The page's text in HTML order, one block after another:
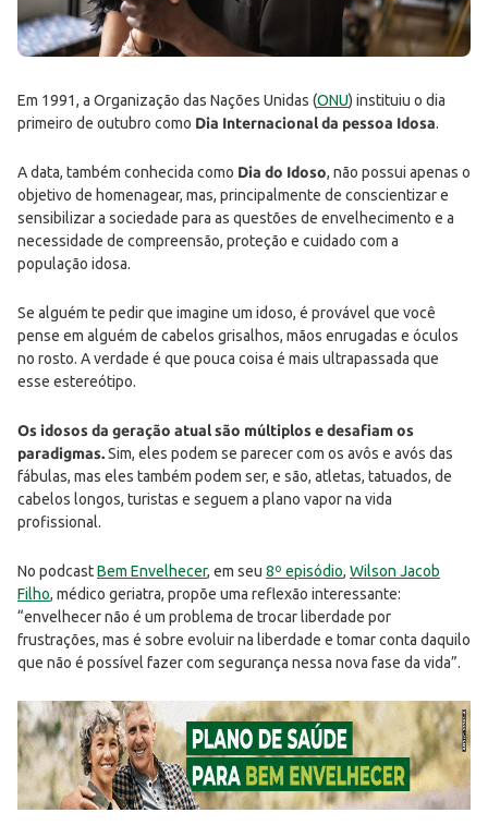
Em 1991, a Organização das Nações Unidas (ONU) instituiu o dia
primeiro de outubro como Dia Internacional da pessoa Idosa.
A data, também conhecida como Dia do Idoso, não possui apenas o
objetivo de homenagear, mas, principalmente de conscientizar e
sensibilizar a sociedade para as questões de envelhecimento e a
necessidade de compreensão, proteção e cuidado com a
população idosa.
Se alguém te pedir que imagine um idoso, é provável que você
pense em alguém de cabelos grisalhos, mãos enrugadas e óculos
no rosto. A verdade é que pouca coisa é mais ultrapassada que
esse estereótipo.
Os idosos da geração atual são múltiplos e desafiam os
paradigmas.Sim, eles podem se parecer com os avôs e avós das
fábulas, mas eles também podem ser, e são, atletas, tatuados, de
cabelos longos, turistas e seguem a plano vapor na vida
profissional.
No podcastBem Envelhecer, em seu 8º episódio, Wilson Jacob
Filho, médico geriatra, propõe uma reflexão interessante:
“envelhecer não é um problema de trocar liberdade por
frustrações, mas é sobre evoluir na liberdade e tomar conta daquilo
que não é possível fazer com segurança nessa nova fase da vida”.